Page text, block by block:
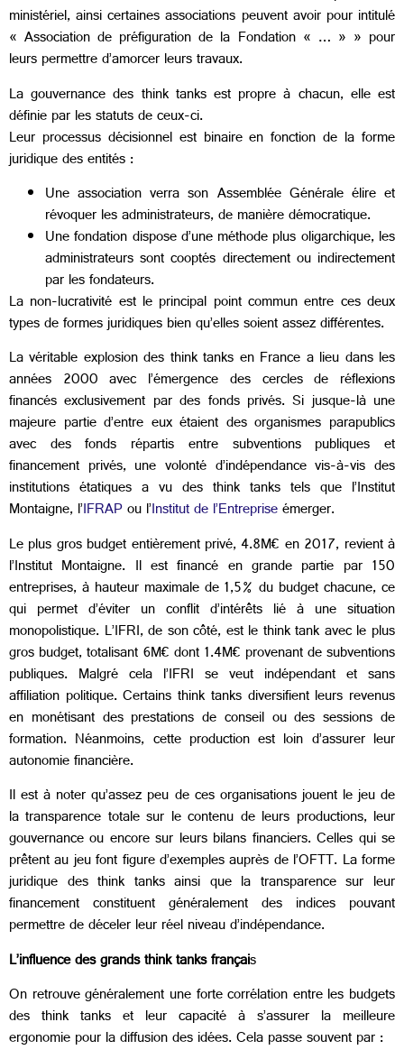
ministériel, ainsi certaines associations peuvent avoir pour intitulé
« Association de préfiguration de la Fondation « … » » pour
leurs permettre d’amorcer leurs travaux.
La gouvernance des think tanks est propre à chacun, elle est
définie par les statuts de ceux-ci.
Leur processus décisionnel est binaire en fonction de la forme
juridique des entités :
Une association verra son Assemblée Générale élire et
révoquer les administrateurs, de manière démocratique.
Une fondation dispose d’une méthode plus oligarchique, les
administrateurs sont cooptés directement ou indirectement
par les fondateurs.
La non-lucrativité est le principal point commun entre ces deux
types de formes juridiques bien qu’elles soient assez différentes.
La véritable explosion des think tanks en France a lieu dans les
années 2000 avec l’émergence des cercles de réflexions
financés exclusivement par des fonds privés. Si jusque-là une
majeure partie d’entre eux étaient des organismes parapublics
avec des fonds répartis entre subventions publiques et
financement privés, une volonté d’indépendance vis-à-vis des
institutions étatiques a vu des think tanks tels que l’Institut
Montaigne, l’IFRAPou l’Institut de l’Entrepriseémerger.
Le plus gros budget entièrement privé, 4.8M€ en 2017, revient à
l’Institut Montaigne. Il est financé en grande partie par 150
entreprises, à hauteur maximale de 1,5% du budget chacune, ce
qui permet d’éviter un conflit d’intérêts lié à une situation
monopolistique. L’IFRI, de son côté, est le think tank avec le plus
gros budget, totalisant 6M€ dont 1.4M€ provenant de subventions
publiques. Malgré cela l’IFRI se veut indépendant et sans
affiliation politique. Certains think tanks diversifient leurs revenus
en monétisant des prestations de conseil ou des sessions de
formation. Néanmoins, cette production est loin d’assurer leur
autonomie financière.
Il est à noter qu’assez peu de ces organisations jouent le jeu de
la transparence totale sur le contenu de leurs productions, leur
gouvernance ou encore sur leurs bilans financiers. Celles qui se
prêtent au jeu font figure d’exemples auprès de l’OFTT. La forme
juridique des think tanks ainsi que la transparence sur leur
financement constituent généralement des indices pouvant
permettre de déceler leur réel niveau d’indépendance.
L’influence des grands think tanks français
On retrouve généralement une forte corrélation entre les budgets
des think tanks et leur capacité à s’assurer la meilleure
ergonomie pour la diffusion des idées. Cela passe souvent par :